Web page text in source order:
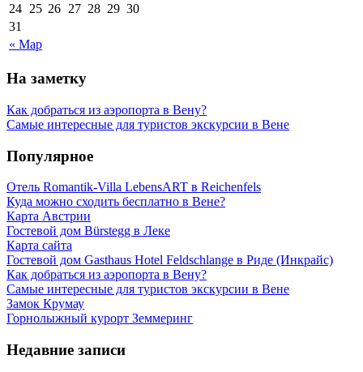
« Мар
24 25 26 27 28 29 30
31
На заметку
Как добраться из аэропорта в Вену?
Самые интересные для туристов экскурсии в Вене
Популярное
Отель Romantik-Villa LebensART в Reichenfels
Куда можно сходить бесплатно в Вене?
Карта Австрии
Гостевой дом Bürstegg в Леке
Карта сайта
Гостевой дом Gasthaus Hotel Feldschlange в Риде (Инкрайс)
Как добраться из аэропорта в Вену?
Самые интересные для туристов экскурсии в Вене
Замок Крумау
Горнолыжный курорт Земмеринг
Недавние записи